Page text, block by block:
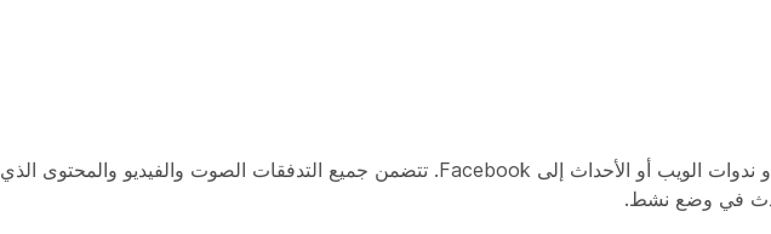
بصفتك المضيف، يمكنك الآن بث محتويات اجتماعاتك أو ندوات الويب أو الأحداث إلى Facebook. تتضمن جميع التدفقات الصوت والفيديو والمحتوى الذي
في وضع نشط.